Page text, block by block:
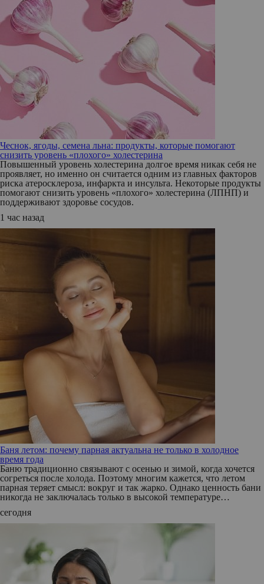
Чеснок, ягоды, семена льна: продукты, которые помогают
снизить уровень «плохого» холестерина
Повышенный уровень холестерина долгое время никак себя не
проявляет, но именно он считается одним из главных факторов
риска атеросклероза, инфаркта и инсульта. Некоторые продукты
помогают снизить уровень «плохого» холестерина (ЛПНП) и
поддерживают здоровье сосудов.
1 час назад
Баня летом: почему парная актуальна не только в холодное
время года
Баню традиционно связывают с осенью и зимой, когда хочется
согреться после холода. Поэтому многим кажется, что летом
парная теряет смысл: вокруг и так жарко. Однако ценность бани
никогда не заключалась только в высокой температуре…
сегодня